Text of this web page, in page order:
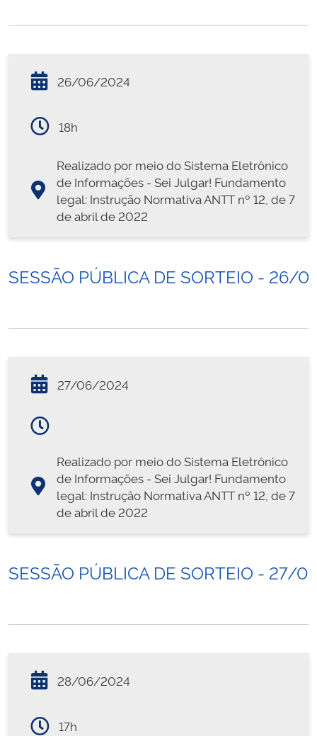
26/06/2024
18h
Realizado por meio do Sistema Eletrônico
de Informações - Sei Julgar! Fundamento
legal: Instrução Normativa ANTT nº 12, de 7
de abril de 2022
SESSÃO PÚBLICA DE SORTEIO - 26/
27/06/2024
Realizado por meio do Sistema Eletrônico
de Informações - Sei Julgar! Fundamento
legal: Instrução Normativa ANTT nº 12, de 7
de abril de 2022
SESSÃO PÚBLICA DE SORTEIO - 27/
28/06/2024
17h